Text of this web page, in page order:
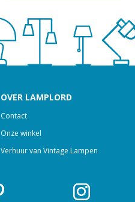
OVER LAMPLORD
Contact
Onze winkel
Verhuur van Vintage Lampen